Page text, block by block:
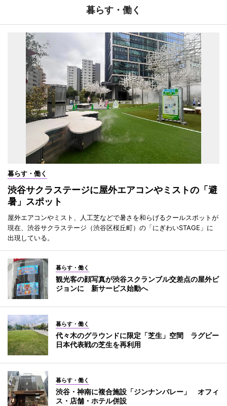
暮らす・働く
暮らす・働く
渋谷サクラステージに屋外エアコンやミストの「避
暑」スポット
屋外エアコンやミスト、人工芝などで暑さを和らげるクールスポットが
現在、渋谷サクラステージ（渋谷区桜丘町）の「にぎわいSTAGE」に
出現している。
暮らす・働く
観光客の顔写真が渋谷スクランブル交差点の屋外ビ
ジョンに 新サービス始動へ
暮らす・働く
代々木のグラウンドに限定「芝生」空間 ラグビー
日本代表戦の芝生を再利用
暮らす・働く
渋谷・神南に複合施設「ジンナンバレー」 オフィ
ス・店舗・ホテル併設